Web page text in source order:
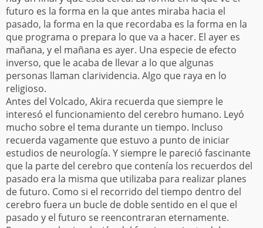
futuro es la forma en la que antes miraba hacia el
pasado, la forma en la que recordaba es la forma en la
que programa o prepara lo que va a hacer. El ayer es
mañana, y el mañana es ayer. Una especie de efecto
inverso, que le acaba de llevar a lo que algunas
personas llaman clarividencia. Algo que raya en lo
religioso.
Antes del Volcado, Akira recuerda que siempre le
interesó el funcionamiento del cerebro humano. Leyó
mucho sobre el tema durante un tiempo. Incluso
recuerda vagamente que estuvo a punto de iniciar
estudios de neurología. Y siempre le pareció fascinante
que la parte del cerebro que contenía los recuerdos del
pasado era la misma que utilizaba para realizar planes
de futuro. Como si el recorrido del tiempo dentro del
cerebro fuera un bucle de doble sentido en el que el
pasado y el futuro se reencontraran eternamente.